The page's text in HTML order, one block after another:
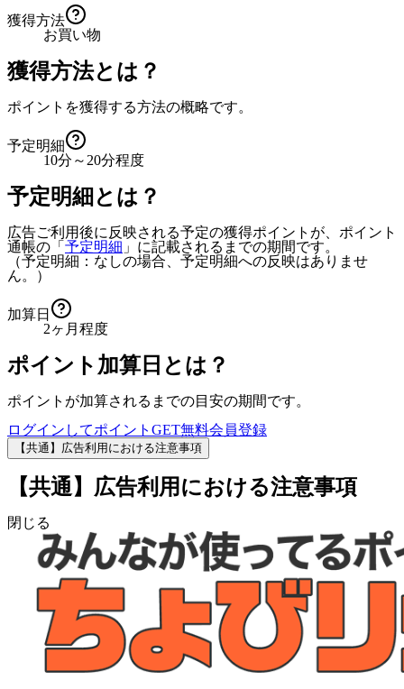
獲得方法
お買い物
獲得方法とは？
ポイントを獲得する方法の概略です。
予定明細
10分～20分程度
予定明細とは？
広告ご利用後に反映される予定の獲得ポイントが、ポイント
通帳の「 予定明細 」に記載されるまでの期間です。
（予定明細：なしの場合、予定明細への反映はありませ
ん。）
加算日
2ヶ月程度
ポイント加算日とは？
ポイントが加算されるまでの目安の期間です。
ログインしてポイントGET無料会員登録
【共通】広告利用における注意事項
【共通】広告利用における注意事項
閉じる